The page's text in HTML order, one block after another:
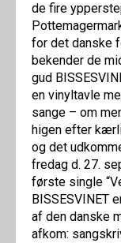
de fire
for det danske
bekender de
gud
en vinyltavle
sange – om
higen efter
og det
fredag d. 27.
første single
BISSESVINET
af den danske
afkom: